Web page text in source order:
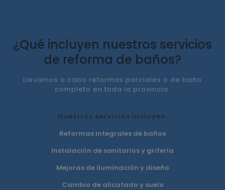
¿Qué incluyen nuestros servicios
de reforma de baños?
Llevamos a cabo reformas parciales o de baño
completo en toda la provincia.
Nuestros servicios incluyen:
Reformas integrales de baños
Instalación de sanitarios y grifería
Mejoras de iluminación y diseño
Cambio de alicatado y suelo